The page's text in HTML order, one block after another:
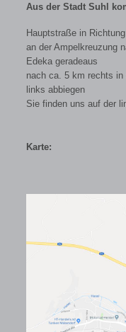
Aus der Stadt Suhl
Hauptstraße in
an der Ampelkreuzung
Edeka geradeaus
nach ca. 5 km rechts in
links abbiegen
Sie finden uns auf der
Karte: